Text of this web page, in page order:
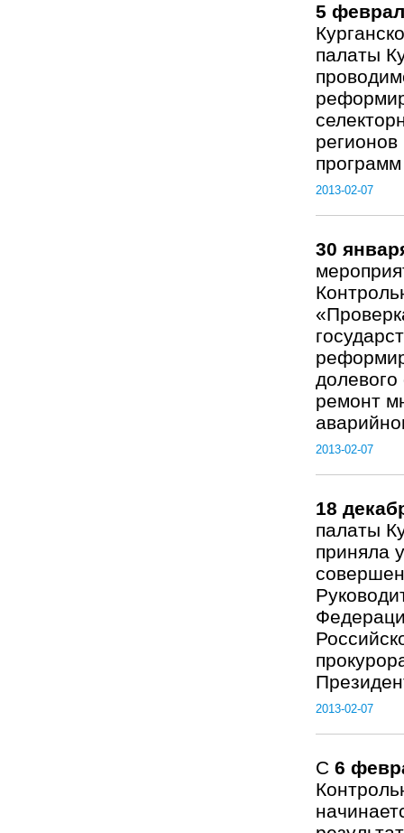
5
палаты
2013-02-07
30
ремонт
2013-02-07
18
палаты
приняла
2013-02-07
С 6